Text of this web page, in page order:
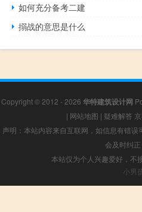
如何充分备考二建
搦战的意思是什么
Copyright © 2012 - 2026 华特建筑设计网
| 网站地图 | 疑难解答
声明：本站内容来自互联网，如信息有错
会及时纠
本站仅为个人兴趣爱好，不
小男